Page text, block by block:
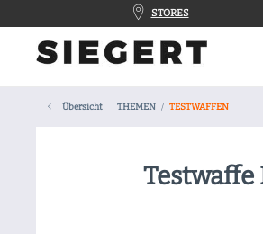
STORES
Übersicht THEMEN TESTWAFFEN
Testwaffe